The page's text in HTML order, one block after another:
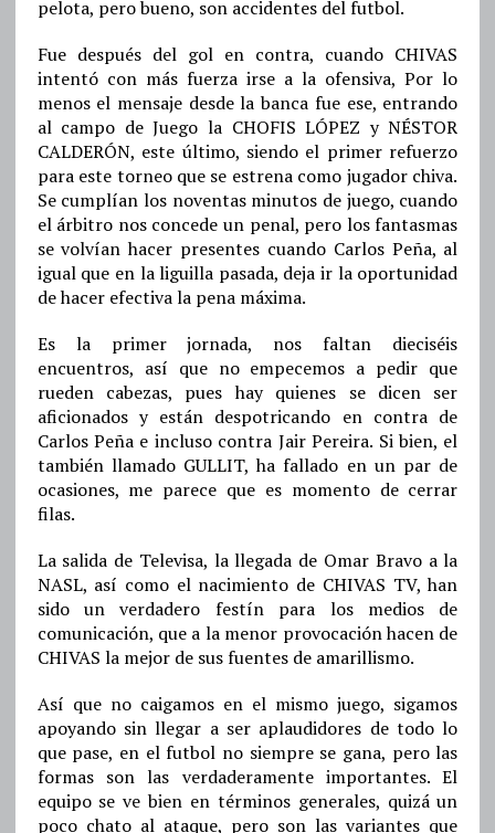
pelota, pero bueno, son accidentes del futbol.
Fue después del gol en contra, cuando CHIVAS
intentó con más fuerza irse a la ofensiva, Por lo
menos el mensaje desde la banca fue ese, entrando
al campo de Juego la CHOFIS LÓPEZ y NÉSTOR
CALDERÓN, este último, siendo el primer refuerzo
para este torneo que se estrena como jugador chiva.
Se cumplían los noventas minutos de juego, cuando
el árbitro nos concede un penal, pero los fantasmas
se volvían hacer presentes cuando Carlos Peña, al
igual que en la liguilla pasada, deja ir la oportunidad
de hacer efectiva la pena máxima.
Es la primer jornada, nos faltan dieciséis
encuentros, así que no empecemos a pedir que
rueden cabezas, pues hay quienes se dicen ser
aficionados y están despotricando en contra de
Carlos Peña e incluso contra Jair Pereira. Si bien, el
también llamado GULLIT, ha fallado en un par de
ocasiones, me parece que es momento de cerrar
filas.
La salida de Televisa, la llegada de Omar Bravo a la
NASL, así como el nacimiento de CHIVAS TV, han
sido un verdadero festín para los medios de
comunicación, que a la menor provocación hacen de
CHIVAS la mejor de sus fuentes de amarillismo.
Así que no caigamos en el mismo juego, sigamos
apoyando sin llegar a ser aplaudidores de todo lo
que pase, en el futbol no siempre se gana, pero las
formas son las verdaderamente importantes. El
equipo se ve bien en términos generales, quizá un
poco chato al ataque, pero son las variantes que